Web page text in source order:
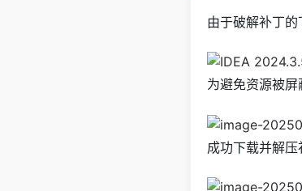
由于破解补丁
为避免资源被屏
成功下载并解压